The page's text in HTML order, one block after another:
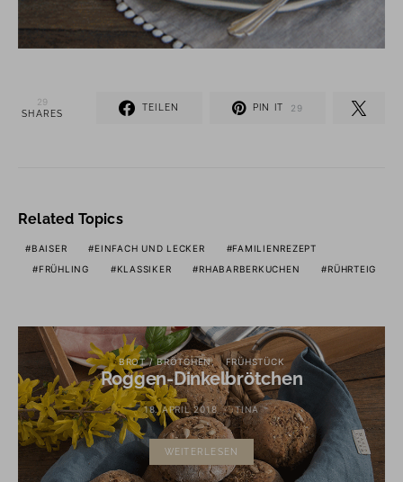
29
SHARES
TEILEN PIN IT 29
Related Topics
BAISER EINFACH UND LECKER
FAMILIENREZEPT
FRÜHLING
KLASSIKER RHABARBERKUCHEN RÜHRTEIG
BROT / BRÖTCHEN FRÜHSTÜCK
Roggen-Dinkelbrötchen
18. APRIL 2018 TINA
WEITERLESEN